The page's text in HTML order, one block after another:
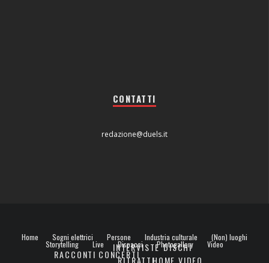
CONTATTI
redazione@duels.it
Home Sogni elettrici Persone
INTERVISTE
Industria culturale
DISCHI
(Non) luoghi
Storytelling
RACCONTI
Live
CONCERTI
Dispacci Photogallery Video